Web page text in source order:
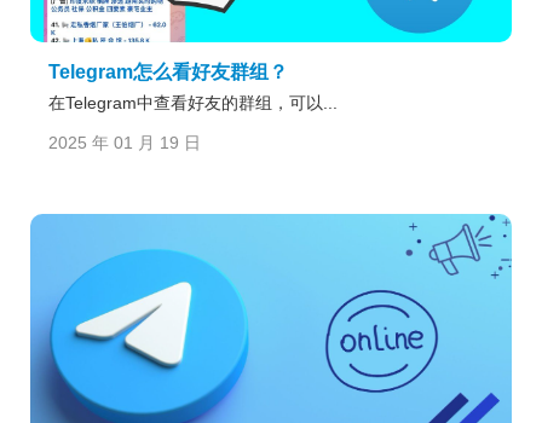
Telegram怎么看好友群组？
在Telegram中查看好友的群组，可以...
2025 年 01 月 19 日